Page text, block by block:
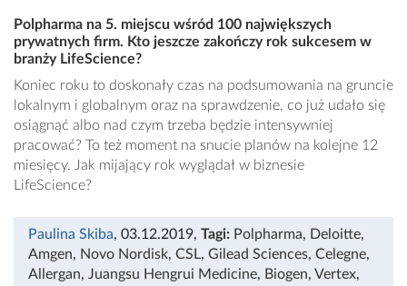
Polpharma na 5. miejscu wśród 100 największych
prywatnych firm. Kto jeszcze zakończy rok sukcesem w
branży LifeScience?
Koniec roku to doskonały czas na podsumowania na gruncie
lokalnym i globalnym oraz na sprawdzenie, co już udało się
osiągnąć albo nad czym trzeba będzie intensywniej
pracować? To też moment na snucie planów na kolejne 12
miesięcy. Jak mijający rok wyglądał w biznesie
LifeScience?
Paulina Skiba, 03.12.2019, Tagi: Polpharma, Deloitte,
Amgen, Novo Nordisk, CSL, Gilead Sciences, Celegne,
Allergan, Juangsu Hengrui Medicine, Biogen, Vertex,